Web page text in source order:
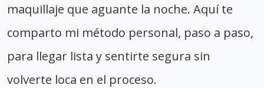
maquillaje que aguante la noche. Aquí te
comparto mi método personal, paso a paso,
para llegar lista y sentirte segura sin
volverte loca en el proceso.